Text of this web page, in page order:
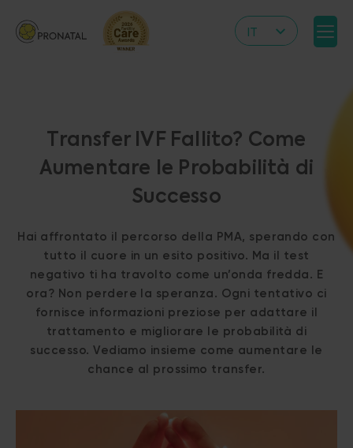
IT
RS
HR
FR
VN
Transfer IVF Fallito? Come
Aumentare le Probabilità di
Successo
Hai affrontato il percorso della PMA, sperando con
tutto il cuore in un esito positivo. Ma il test
negativo ti ha travolto come un’onda fredda. E
ora? Non perdere la speranza. Ogni tentativo ci
fornisce informazioni preziose per adattare il
trattamento e migliorare le probabilità di
successo. Vediamo insieme come aumentare le
chance al prossimo transfer.